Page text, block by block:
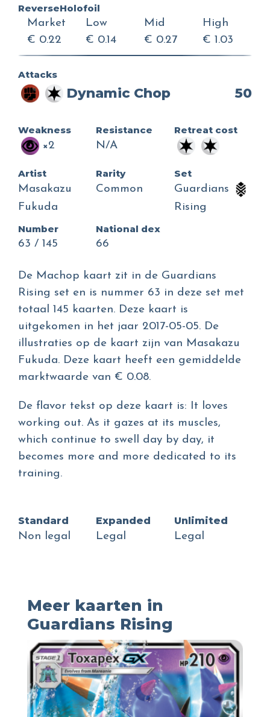
ReverseHolofoil
Market
€ 0.22
Low
€ 0.14
Mid
€ 0.27
High
€ 1.03
Attacks
Dynamic Chop 50
Weakness
×2
Resistance
N/A
Retreat cost
Artist
Masakazu
Fukuda
Rarity
Common
Set
Guardians
Rising
Number
63 / 145
National dex
66
De Machop kaart zit in de Guardians
Rising set en is nummer 63 in deze set met
totaal 145 kaarten. Deze kaart is
uitgekomen in het jaar 2017-05-05. De
illustraties op de kaart zijn van Masakazu
Fukuda. Deze kaart heeft een gemiddelde
marktwaarde van € 0.08.
De flavor tekst op deze kaart is: It loves
working out. As it gazes at its muscles,
which continue to swell day by day, it
becomes more and more dedicated to its
training.
Standard
Non legal
Expanded
Legal
Unlimited
Legal
Meer kaarten in
Guardians Rising